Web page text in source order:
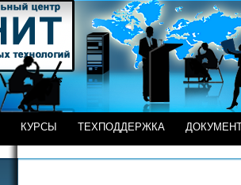
КУРСЫ ТЕХПОДДЕРЖКА